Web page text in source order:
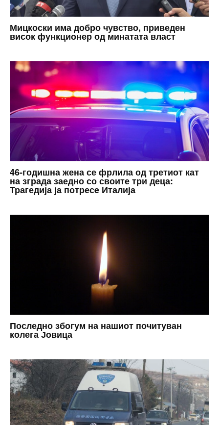
Мицкоски има добро чувство, приведен
висок функционер од минатата власт
46-годишна жена се фрлила од третиот кат
на зграда заедно со своите три деца:
Трагедија ја потресe Италија
Последно збогум на нашиот почитуван
колега Јовица